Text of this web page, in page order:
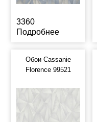
3360
Подробнее
Обои Cassanie
Florence 99521